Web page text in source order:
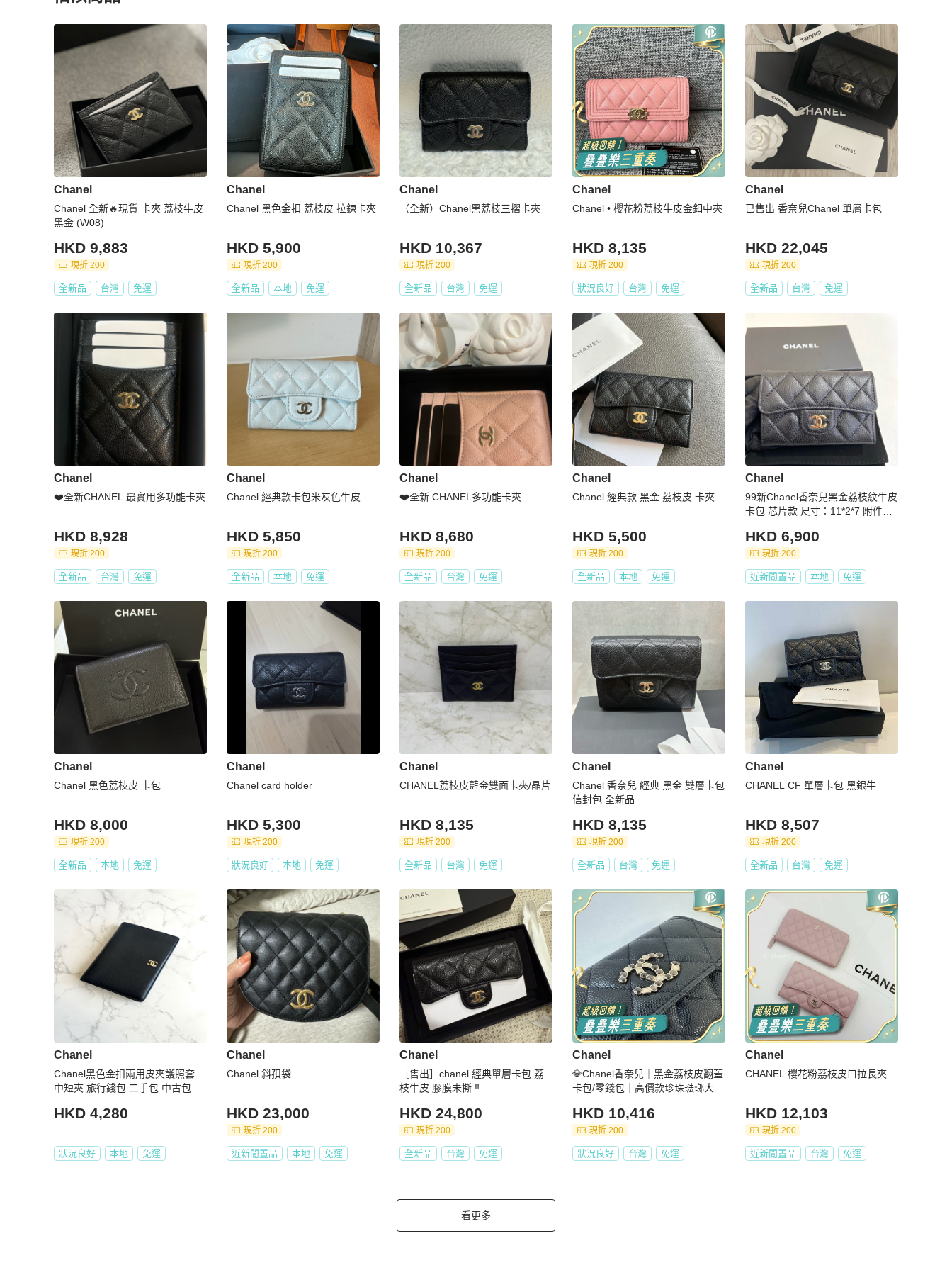
更多相似Chanel女士錢包 / 小皮件 推薦精品
Chanel
Chanel 全新🔥現貨 卡夾 荔枝牛皮
黑金 (W08)
HKD 9,883
現折 200
全新品 台灣 免運
Chanel
Chanel 黑色金扣 荔枝皮 拉鍊卡夾
HKD 5,900
現折 200
全新品 本地 免運
Chanel
（全新）Chanel黑荔枝三摺卡夾
HKD 10,367
現折 200
全新品 台灣 免運
Chanel
Chanel • 櫻花粉荔枝牛皮金釦中夾
HKD 8,135
現折 200
狀況良好 台灣 免運
Chanel
已售出 香奈兒Chanel 單層卡包
HKD 22,045
現折 200
全新品 台灣 免運
Chanel
❤️全新CHANEL 最實用多功能卡夾
HKD 8,928
現折 200
全新品 台灣 免運
Chanel
Chanel 經典款卡包米灰色牛皮
HKD 5,850
現折 200
全新品 本地 免運
Chanel
❤️全新 CHANEL多功能卡夾
HKD 8,680
現折 200
全新品 台灣 免運
Chanel
Chanel 經典款 黑金 荔枝皮 卡夾
HKD 5,500
現折 200
全新品 本地 免運
Chanel
99新Chanel香奈兒黑金荔枝紋牛皮
卡包 芯片款 尺寸：11*2*7 附件：
HKD 6,900
現折 200
近新閒置品 本地 免運
Chanel
Chanel 黑色荔枝皮 卡包
HKD 8,000
現折 200
全新品 本地 免運
Chanel
Chanel card holder
HKD 5,300
現折 200
狀況良好 本地 免運
Chanel
CHANEL荔枝皮藍金雙面卡夾/晶片
HKD 8,135
現折 200
全新品 台灣 免運
Chanel
Chanel 香奈兒 經典 黑金 雙層卡包
信封包 全新品
HKD 8,135
現折 200
全新品 台灣 免運
Chanel
CHANEL CF 單層卡包 黑銀牛
HKD 8,507
現折 200
全新品 台灣 免運
Chanel
Chanel黑色金扣兩用皮夾護照套
中短夾 旅行錢包 二手包 中古包
HKD 4,280
狀況良好 本地 免運
Chanel
Chanel 斜孭袋
HKD 23,000
現折 200
近新閒置品 本地 免運
Chanel
［售出］chanel 經典單層卡包 荔
枝牛皮 膠膜未撕 ‼️
HKD 24,800
現折 200
全新品 台灣 免運
Chanel
💎Chanel香奈兒｜黑金荔枝皮翻蓋
卡包/零錢包｜高價款珍珠琺瑯大雙
HKD 10,416
現折 200
狀況良好 台灣 免運
Chanel
CHANEL 櫻花粉荔枝皮ㄇ拉長夾
HKD 12,103
現折 200
近新閒置品 台灣 免運
看更多